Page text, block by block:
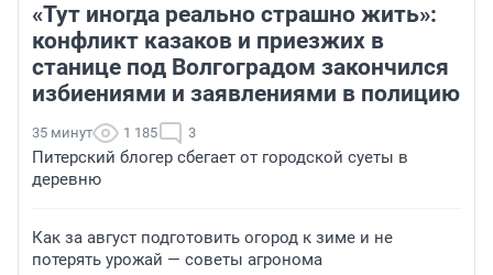
«Тут иногда реально страшно жить»:
конфликт казаков и приезжих в
станице под Волгоградом закончился
избиениями и заявлениями в полицию
35 минут 1 185 3
Питерский блогер сбегает от городской суеты в
деревню
Как за август подготовить огород к зиме и не
потерять урожай — советы агронома